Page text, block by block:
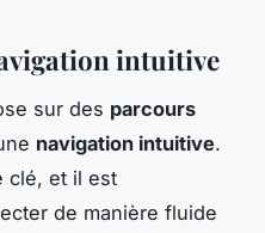
intuitive
sur des parcours
navigation intuitive.
clé, et il est
de manière fluide